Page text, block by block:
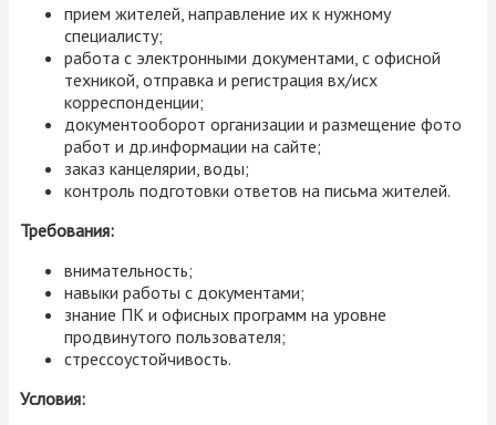
прием жителей, направление их к нужному
специалисту;
работа с электронными документами, с офисной
техникой, отправка и регистрация вх/исх
корреспонденции;
документооборот организации и размещение фото
работ и др.информации на сайте;
заказ канцелярии, воды;
контроль подготовки ответов на письма жителей.
Требования:
внимательность;
навыки работы с документами;
знание ПК и офисных программ на уровне
продвинутого пользователя;
стрессоустойчивость.
Условия: